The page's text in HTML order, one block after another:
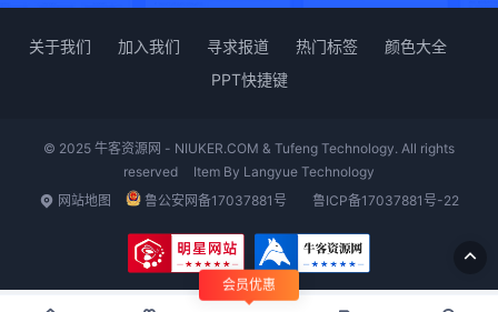
关于我们 加入我们 寻求报道 热门标签
颜色大全
PPT快捷键
© 2025 牛客资源网 - NIUKER.COM & Tufeng Technology. All rights
reserved
Item By Langyue Technology
网站地图
鲁公安网备17037881号 鲁ICP备17037881号-22
会员优惠